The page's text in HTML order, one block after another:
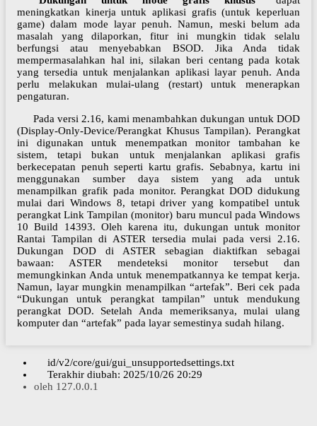
meningkatkan kinerja untuk aplikasi grafis (untuk keperluan
game) dalam mode layar penuh. Namun, meski belum ada
masalah yang dilaporkan, fitur ini mungkin tidak selalu
berfungsi atau menyebabkan BSOD. Jika Anda tidak
mempermasalahkan hal ini, silakan beri centang pada kotak
yang tersedia untuk menjalankan aplikasi layar penuh. Anda
perlu melakukan mulai-ulang (restart) untuk menerapkan
pengaturan.
Pada versi 2.16, kami menambahkan dukungan untuk DOD
(Display-Only-Device/Perangkat Khusus Tampilan). Perangkat
ini digunakan untuk menempatkan monitor tambahan ke
sistem, tetapi bukan untuk menjalankan aplikasi grafis
berkecepatan penuh seperti kartu grafis. Sebabnya, kartu ini
menggunakan sumber daya sistem yang ada untuk
menampilkan grafik pada monitor. Perangkat DOD didukung
mulai dari Windows 8, tetapi driver yang kompatibel untuk
perangkat Link Tampilan (monitor) baru muncul pada Windows
10 Build 14393. Oleh karena itu, dukungan untuk monitor
Rantai Tampilan di ASTER tersedia mulai pada versi 2.16.
Dukungan DOD di ASTER sebagian diaktifkan sebagai
bawaan: ASTER mendeteksi monitor tersebut dan
memungkinkan Anda untuk menempatkannya ke tempat kerja.
Namun, layar mungkin menampilkan “artefak”. Beri cek pada
“Dukungan untuk perangkat tampilan” untuk mendukung
perangkat DOD. Setelah Anda memeriksanya, mulai ulang
komputer dan “artefak” pada layar semestinya sudah hilang.
id/v2/core/gui/gui_unsupportedsettings.txt
Terakhir diubah: 2025/10/26 20:29
oleh 127.0.0.1